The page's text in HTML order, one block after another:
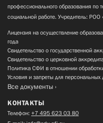
профессионального образования по
социальной работе. Учредитель: РОО
Лицензия на осуществление
года
Свидетельство о государственной
Свидетельство о церковной
Политика СФИ в отношении
Условия и запреты для
Все документы
КОНТАКТЫ
Телефон: +7 495 623 03 80